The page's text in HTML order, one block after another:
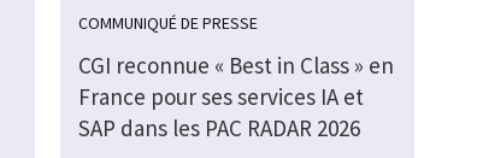
COMMUNIQUÉ DE PRESSE
CGI reconnue « Best in Class » en
France pour ses services IA et
SAP dans les PAC RADAR 2026